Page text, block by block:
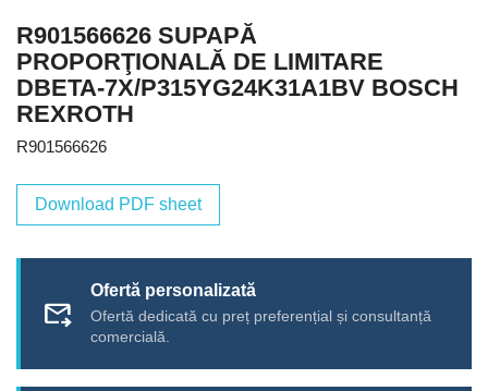
R901566626 SUPAPĂ
PROPORŢIONALĂ DE LIMITARE
DBETA-7X/P315YG24K31A1BV BOSCH
REXROTH
R901566626
Download PDF sheet
forward_to_inbox
Ofertă personalizată
Ofertă dedicată cu preț preferențial și consultanță
comercială.